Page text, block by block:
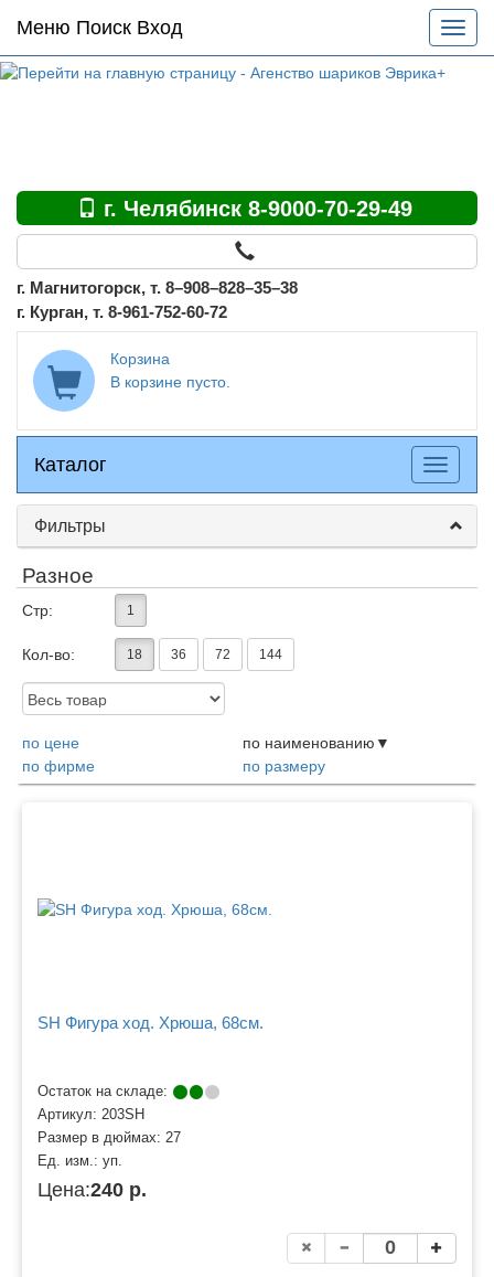
Основное
меню
по
Меню Поиск Вход
меню
г. Челябинск 8-9000-70-29-49
г. Магнитогорск, т. 8–908–828–35–38
г. Курган, т. 8-961-752-60-72
Корзина
В корзине пусто.
Каталог
Каталог
меню
Фильтры
Разное
Стр: 1
Кол-во: 18 36 72 144
Доступность:
по цене
по наименованию
по фирме
по размеру
SH Фигура ход. Хрюша, 68см.
Остаток на складе:
Артикул: 203SH
Размер в дюймах: 27
Ед. изм.: уп.
Цена:240 р.